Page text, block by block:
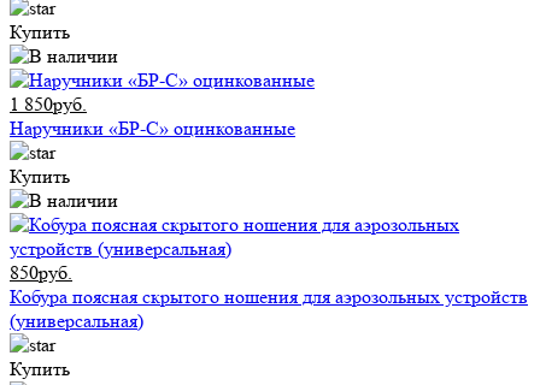
Купить
1 850руб.
Наручники «БР-С» оцинкованные
Купить
850руб.
Кобура поясная скрытого ношения для аэрозольных устройств
(универсальная)
Купить